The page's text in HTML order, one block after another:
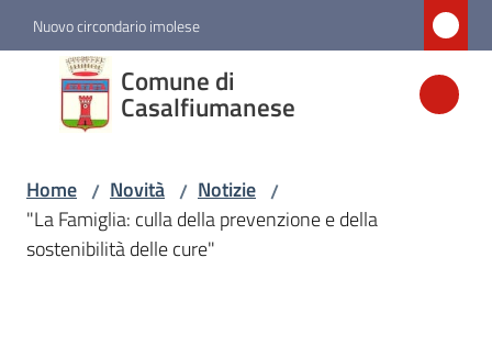
Vai al contenuto
Vai alla navigazione
Vai al footer
Nuovo circondario imolese
Comune di
Casalfiumanese
Comune di
Casalfiumanese
Amministrazione
Home / Novità / Notizie /
"La Famiglia: culla della prevenzione e della
sostenibilità delle cure"